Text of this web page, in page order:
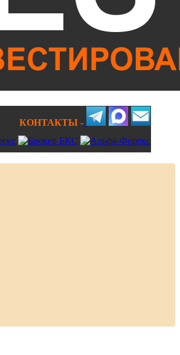
КОНТАКТЫ -